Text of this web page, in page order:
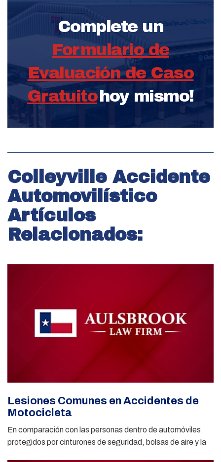
Complete un
Formulario de
Evaluación de Caso
Gratuitohoy mismo!
Colleyville Accidente
Automovilístico
Artículos
Relacionados:
Lesiones Comunes en Accidentes de
Motocicleta
En comparación con las personas dentro de automóviles
protegidos por cinturones de seguridad, bolsas de aire y la